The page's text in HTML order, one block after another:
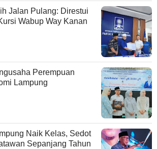
Jalan Pulang: Direstui
Wabup Way Kanan
Perempuan
Lampung
Naik Kelas, Sedot
Sepanjang Tahun